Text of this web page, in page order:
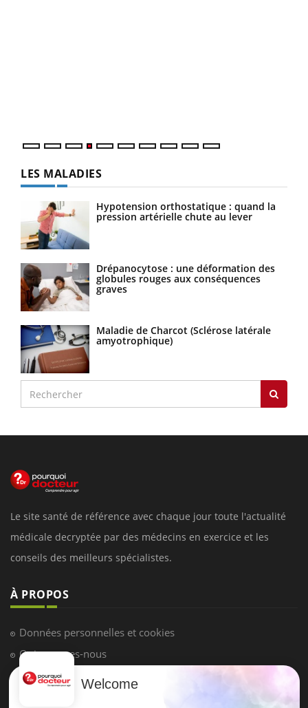
LES MALADIES
Hypotension orthostatique : quand la
pression artérielle chute au lever
Drépanocytose : une déformation des
globules rouges aux conséquences
graves
Maladie de Charcot (Sclérose latérale
amyotrophique)
Le site santé de référence avec chaque jour toute l'actualité
médicale decryptée par des médecins en exercice et les
conseils des meilleurs spécialistes.
À PROPOS
Données personnelles et cookies
Qui sommes-nous
Conditions d'utilisation
Welcome